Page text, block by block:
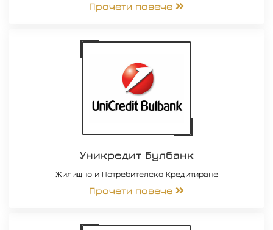
Прочети повече
Уникредит Булбанк
Жилищно и Потребителско Кредитиране
Прочети повече